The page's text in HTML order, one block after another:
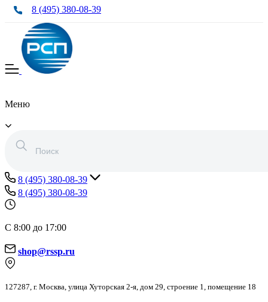
8 (495) 380-08-39
Меню
8 (495) 380-08-39
8 (495) 380-08-39
С 8:00 до 17:00
shop@rssp.ru
127287, г. Москва, улица Хуторская 2-я, дом 29, строение 1, помещение 18